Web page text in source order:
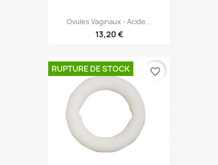
Ovules Vaginaux - Acide...
13,20 €
RUPTURE DE STOCK favorite_border